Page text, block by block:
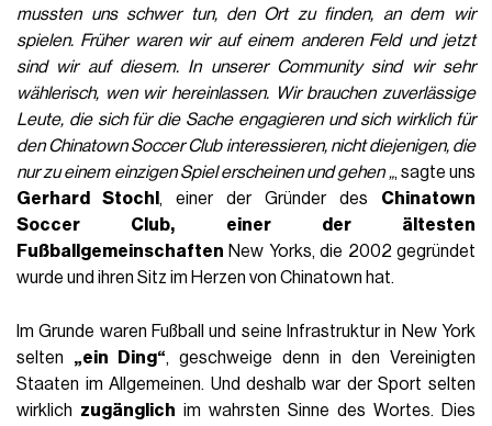
mussten uns schwer tun, den Ort zu finden, an dem wir
spielen. Früher waren wir auf einem anderen Feld und jetzt
sind wir auf diesem. In unserer Community sind wir sehr
wählerisch, wen wir hereinlassen. Wir brauchen zuverlässige
Leute, die sich für die Sache engagieren und sich wirklich für
den Chinatown Soccer Club interessieren, nicht diejenigen, die
nur zu einem einzigen Spiel erscheinen und gehen „, sagte uns
Gerhard Stochl , einer der Gründer des Chinatown
Soccer Club, einer der ältesten
Fußballgemeinschaften New Yorks, die 2002 gegründet
wurde und ihren Sitz im Herzen von Chinatown hat.
Im Grunde waren Fußball und seine Infrastruktur in New York
selten „ein Ding“, geschweige denn in den Vereinigten
Staaten im Allgemeinen. Und deshalb war der Sport selten
wirklich zugänglich im wahrsten Sinne des Wortes. Dies